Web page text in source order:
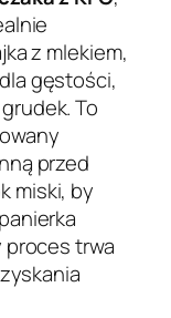
z mlekiem,
gęstości,
To
przed
miski, by
proces trwa